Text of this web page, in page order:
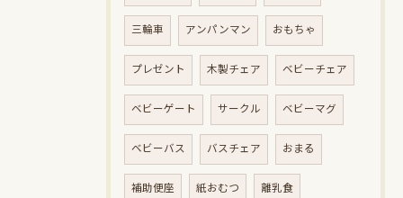
三輪車 アンパンマン おもちゃ
プレゼント 木製チェア ベビーチェア
ベビーゲート サークル ベビーマグ
ベビーバス バスチェア おまる
補助便座 紙おむつ 離乳食